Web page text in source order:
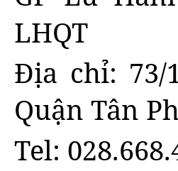
LHQT
Địa chỉ: 73/
Quận Tân
Tel: